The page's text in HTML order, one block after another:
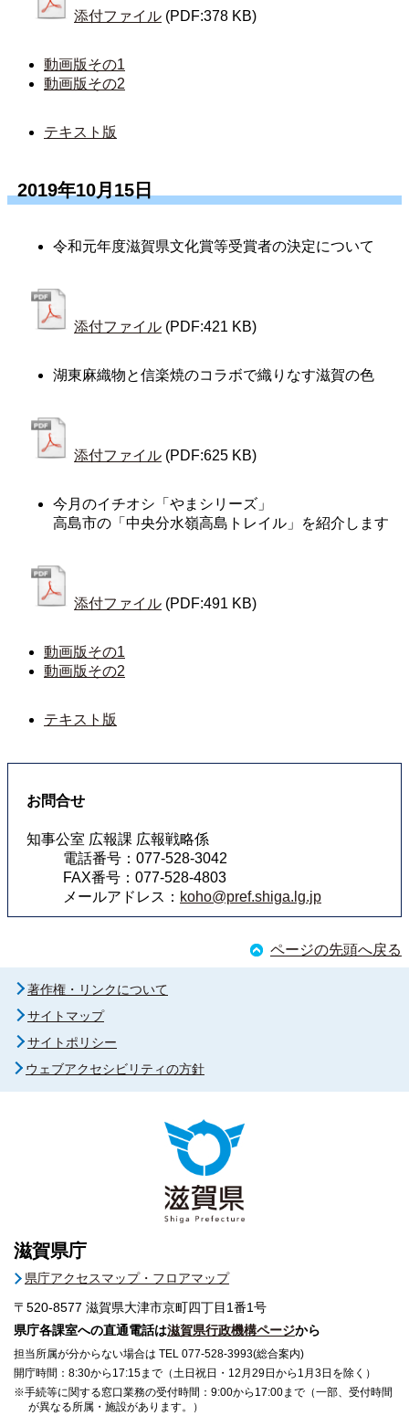
添付ファイル (PDF:378 KB)
動画版その1
動画版その2
テキスト版
2019年10月15日
令和元年度滋賀県文化賞等受賞者の決定について
添付ファイル (PDF:421 KB)
湖東麻織物と信楽焼のコラボで織りなす滋賀の色
添付ファイル (PDF:625 KB)
今月のイチオシ「やまシリーズ」
高島市の「中央分水嶺高島トレイル」を紹介します
添付ファイル (PDF:491 KB)
動画版その1
動画版その2
テキスト版
お問合せ
知事公室 広報課 広報戦略係
電話番号：077-528-3042
FAX番号：077-528-4803
メールアドレス： koho@pref.shiga.lg.jp
ページの先頭へ戻る
著作権・リンクについて
サイトマップ
サイトポリシー
ウェブアクセシビリティの方針
滋賀県庁
県庁アクセスマップ・フロアマップ
〒520-8577 滋賀県大津市京町四丁目1番1号
県庁各課室への直通電話は滋賀県行政機構ページから
担当所属が分からない場合は TEL 077-528-3993(総合案内)
開庁時間：8:30から17:15まで（土日祝日・12月29日から1月3日を除く）
※手続等に関する窓口業務の受付時間：9:00から17:00まで（一部、受付時間
が異なる所属・施設があります。）